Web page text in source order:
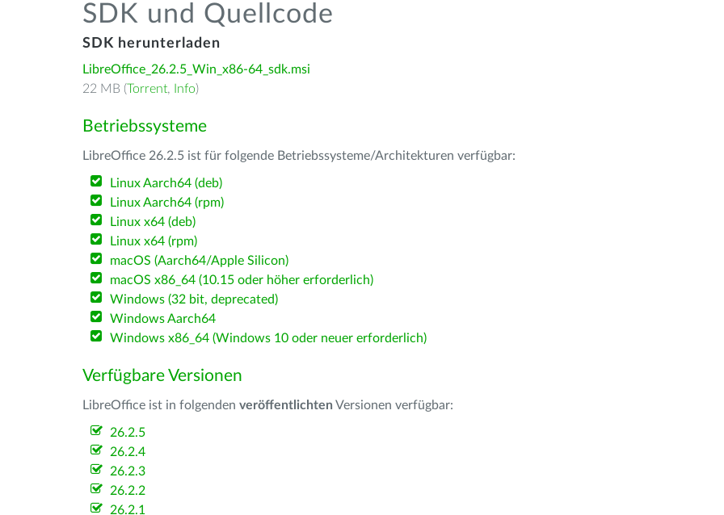
SDK und Quellcode
SDK herunterladen
LibreOffice_26.2.5_Win_x86-64_sdk.msi
22 MB (Torrent, Info)
Betriebssysteme
LibreOffice 26.2.5 ist für folgende Betriebssysteme/Architekturen verfügbar:
Linux Aarch64 (deb)
Linux Aarch64 (rpm)
Linux x64 (deb)
Linux x64 (rpm)
macOS (Aarch64/Apple Silicon)
macOS x86_64 (10.15 oder höher erforderlich)
Windows (32 bit, deprecated)
Windows Aarch64
Windows x86_64 (Windows 10 oder neuer erforderlich)
Verfügbare Versionen
LibreOffice ist in folgenden veröffentlichten Versionen verfügbar:
26.2.5
26.2.4
26.2.3
26.2.2
26.2.1